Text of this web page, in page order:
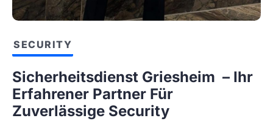
SECURITY
Sicherheitsdienst Griesheim – Ihr
Erfahrener Partner Für
Zuverlässige Security